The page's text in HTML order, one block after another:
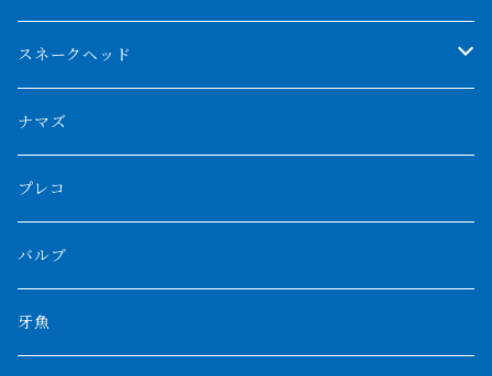
ブルーベースクロスバック
チョッパーレッド
ブルレッド
その他アジアアロワナ
特殊個体
紅龍
シルバーアロワナ
ブラックアロワナ
ノーザンバラムンディ
その他アロワナ
ニューギニアダトニオ
ギニア
ナイジェリア
ナイルビチャー
ナポレオンビチャー
バロ川
ビキールビキール
トゥルカナ湖
オモ川
タンガニーカビチャー
アンソルギー
コウロントン
その他淡水エイ
スネークヘッド
チャンナバルカ
大型スネークヘッド
中型スネークヘッド
小型スネークヘッド
ナマズ
プレコ
バルブ
牙魚